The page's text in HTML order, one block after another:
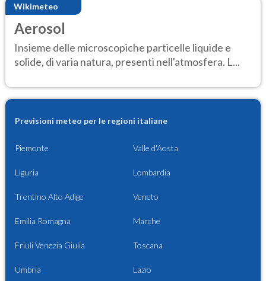
Wikimeteo
Aerosol
Insieme delle microscopiche particelle liquide e
solide, di varia natura, presenti nell'atmosfera. L...
Previsioni meteo per le regioni italiane
Piemonte Valle d'Aosta
Liguria Lombardia
Trentino Alto Adige Veneto
Emilia Romagna Marche
Friuli Venezia Giulia Toscana
Umbria Lazio